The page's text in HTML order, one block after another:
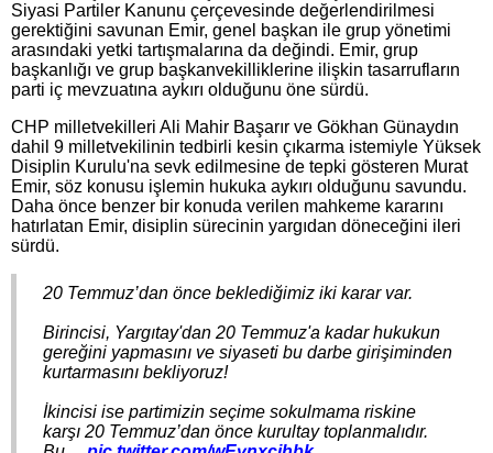
Siyasi Partiler Kanunu çerçevesinde değerlendirilmesi
gerektiğini savunan Emir, genel başkan ile grup yönetimi
arasındaki yetki tartışmalarına da değindi. Emir, grup
başkanlığı ve grup başkanvekilliklerine ilişkin tasarrufların
parti iç mevzuatına aykırı olduğunu öne sürdü.
CHP milletvekilleri Ali Mahir Başarır ve Gökhan Günaydın
dahil 9 milletvekilinin tedbirli kesin çıkarma istemiyle Yüksek
Disiplin Kurulu'na sevk edilmesine de tepki gösteren Murat
Emir, söz konusu işlemin hukuka aykırı olduğunu savundu.
Daha önce benzer bir konuda verilen mahkeme kararını
hatırlatan Emir, disiplin sürecinin yargıdan döneceğini ileri
sürdü.
20 Temmuz’dan önce beklediğimiz iki karar var.
Birincisi, Yargıtay'dan 20 Temmuz'a kadar hukukun
gereğini yapmasını ve siyaseti bu darbe girişiminden
kurtarmasını bekliyoruz!
İkincisi ise partimizin seçime sokulmama riskine
karşı 20 Temmuz’dan önce kurultay toplanmalıdır.